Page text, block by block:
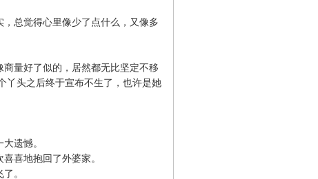
总觉得心里像少了点什么，又像多
量好了似的，居然都无比坚定不移
丫头之后终于宣布不生了，也许是她
遗憾。
喜地抱回了外婆家。
。